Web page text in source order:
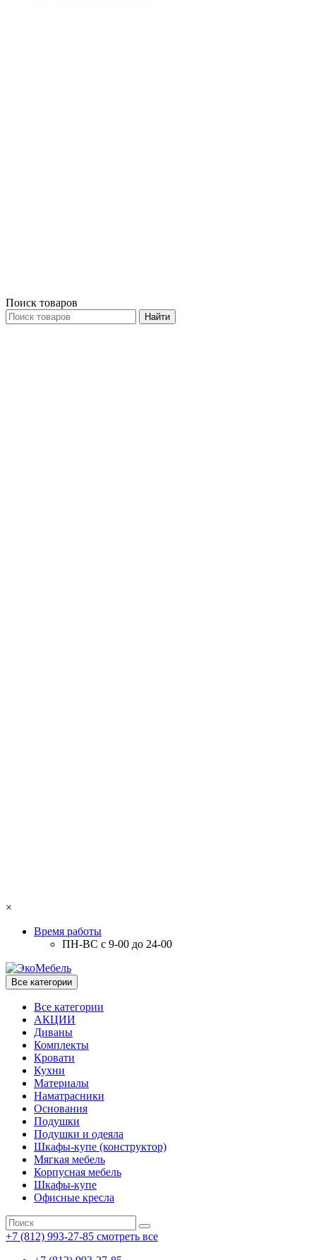
Поиск товаров
×
Время работы
ПН-ВС с 9-00 до 24-00
Все категории
Все категории
АКЦИИ
Диваны
Комплекты
Кровати
Кухни
Материалы
Наматрасники
Основания
Подушки
Подушки и одеяла
Шкафы-купе (конструктор)
Мягкая мебель
Корпусная мебель
Шкафы-купе
Офисные кресла
+7 (812) 993-27-85 смотреть все